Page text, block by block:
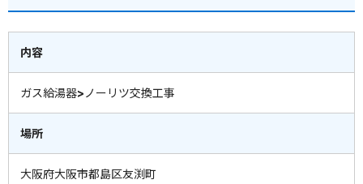
内容
ガス給湯器>ノーリツ交換工事
場所
大阪府大阪市都島区友渕町